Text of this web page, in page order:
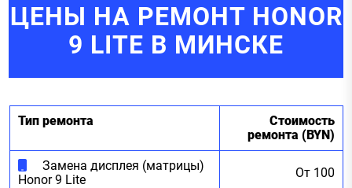
ЦЕНЫ НА РЕМОНТ HONOR
9 LITE В МИНСКЕ
Тип ремонта
Стоимость
ремонта (BYN)
Замена дисплея (матрицы)
Honor 9 Lite
От 100